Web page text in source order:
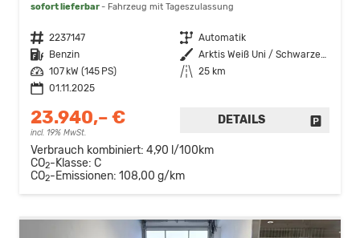
sofort lieferbar Fahrzeug mit Tageszulassung
Fahrzeugnr. 2237147 Getriebe Automatik
Kraftstoff
Benzin Außenfarbe
Arktis Weiß Uni / Schwarzes Dach
Leistung
107 kW (145 PS) Kilometerstand
25 km
01.11.2025
23.940,– €
incl. 19% MwSt.
DETAILS
Verbrauch kombiniert: 4,90 l/100km
CO2-Klasse: C
CO2-Emissionen: 108,00 g/km